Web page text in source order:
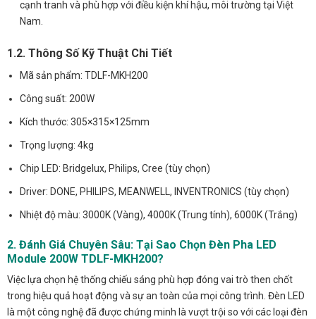
cạnh tranh và phù hợp với điều kiện khí hậu, môi trường tại Việt
Nam.
1.2. Thông Số Kỹ Thuật Chi Tiết
Mã sản phẩm: TDLF-MKH200
Công suất: 200W
Kích thước: 305×315×125mm
Trọng lượng: 4kg
Chip LED: Bridgelux, Philips, Cree (tùy chọn)
Driver: DONE, PHILIPS, MEANWELL, INVENTRONICS (tùy chọn)
Nhiệt độ màu: 3000K (Vàng), 4000K (Trung tính), 6000K (Trắng)
2. Đánh Giá Chuyên Sâu: Tại Sao Chọn Đèn Pha LED
Module 200W TDLF-MKH200?
Việc lựa chọn hệ thống chiếu sáng phù hợp đóng vai trò then chốt
trong hiệu quả hoạt động và sự an toàn của mọi công trình. Đèn LED
là một công nghệ đã được chứng minh là vượt trội so với các loại đèn